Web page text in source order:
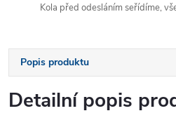
Kola před odesláním seřídíme,
Popis produktu
Detailní popis